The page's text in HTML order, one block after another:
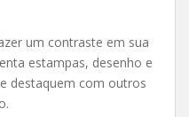
um contraste em sua
estampas, desenho e
destaquem com outros